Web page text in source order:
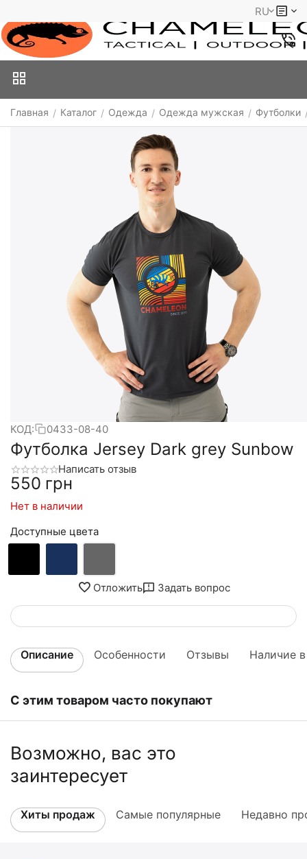
RU
Главная / Каталог / Одежда / Одежда мужская / Футболки
КОД: 0433-08-40
Футболка Jersey Dark grey Sunbow
Написать отзыв
‍550‍ грн
Нет в наличии
Доступные цвета
Отложить Задать вопрос
Описание Особенности Отзывы Наличие
С этим товаром часто покупают
Возможно, вас это
заинтересует
Хиты продаж Самые популярные Недавно